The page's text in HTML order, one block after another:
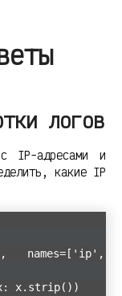
логов
IP-адресами и
какие IP
names=['ip',
x.strip())